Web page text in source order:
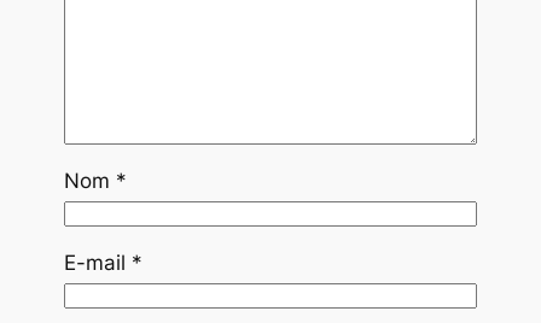
Nom *
E-mail *